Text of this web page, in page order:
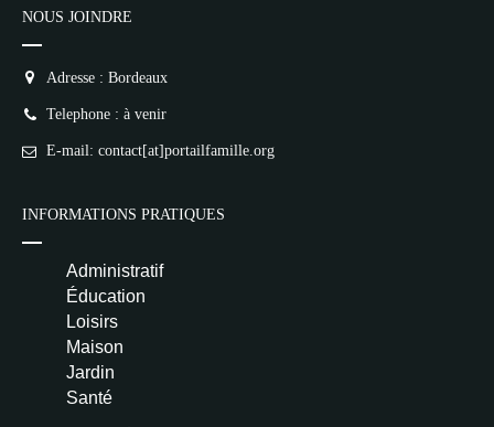
NOUS JOINDRE
Adresse : Bordeaux
Telephone : à venir
E-mail: contact[at]portailfamille.org
INFORMATIONS PRATIQUES
Administratif
Éducation
Loisirs
Maison
Jardin
Santé